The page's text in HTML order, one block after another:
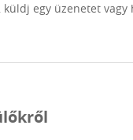
küldj egy üzenetet